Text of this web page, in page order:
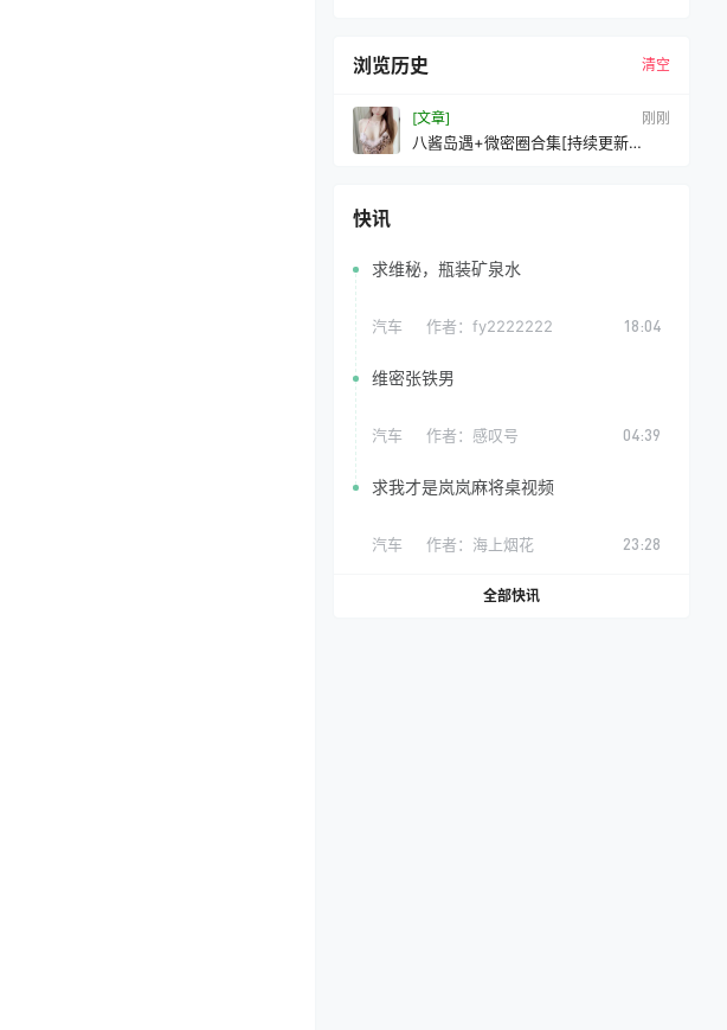
浏览历史 清空
[文章] 10 秒前
八酱岛遇+微密圈合集[持续更新
快讯
求维秘，瓶装矿泉水
汽车 作者： fy2222222 18:04
维密张铁男
汽车 作者： 感叹号 04:39
求我才是岚岚麻将桌视频
汽车 作者： 海上烟花 23:28
全部快讯